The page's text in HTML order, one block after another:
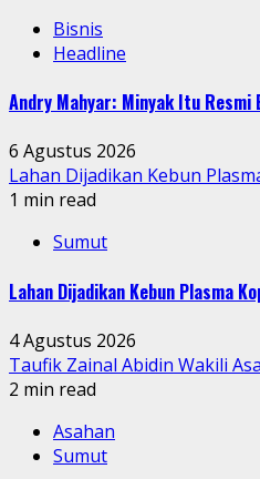
Bisnis
Headline
Andry Mahyar: Minyak Itu
6 Agustus 2026
Lahan Dijadikan Kebun
1 min read
Sumut
Lahan Dijadikan Kebun Plasma
4 Agustus 2026
Taufik Zainal Abidin Wakili
2 min read
Asahan
Sumut